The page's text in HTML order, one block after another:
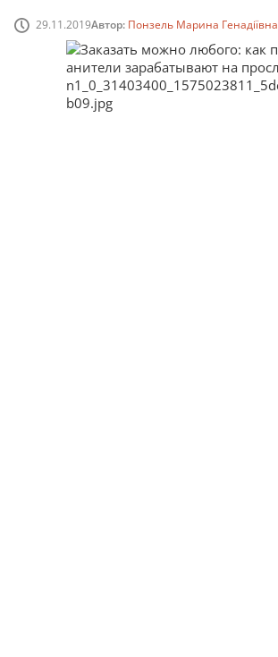
29.11.2019Автор: Понзель Марина Генадіївна